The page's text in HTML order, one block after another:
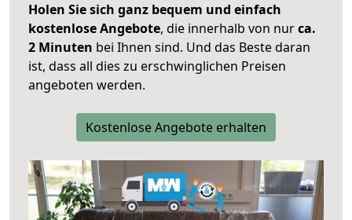
Holen Sie sich ganz bequem und einfach
kostenlose Angebote, die innerhalb von nurca.
2 Minuten bei Ihnen sind. Und das Beste daran
ist, dass all dies zu erschwinglichen Preisen
angeboten werden.
Kostenlose Angebote erhalten